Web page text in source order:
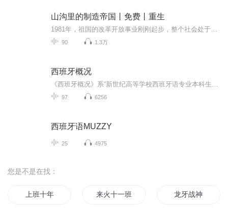
山沟里的制造帝国丨免费丨重生
90 1.3万
西班牙概况
97 6256
西班牙语MUZZY
25 4975
您是不是在找：
上班十年 来火十一班 龙牙战神